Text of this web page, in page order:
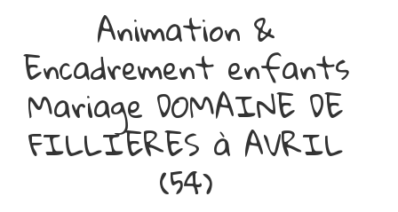
Animation &
Encadrement enfants
Mariage DOMAINE DE
FILLIERES à AVRIL
(54)